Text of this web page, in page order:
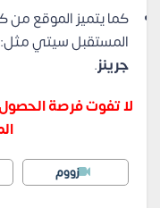
كما يتميز الموقع من
المستقبل سيتي مثل:
جرينز.
لا تفوت فرصة
زووم